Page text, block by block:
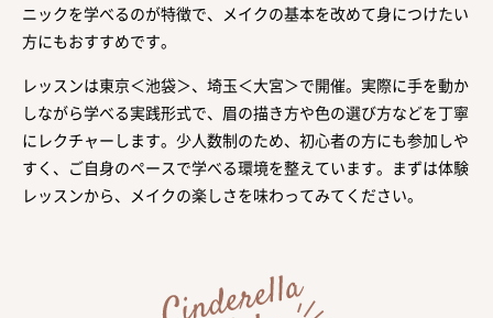
ニックを学べるのが特徴で、メイクの基本を改めて身につけたい
方にもおすすめです。
レッスンは東京＜池袋＞、埼玉＜大宮＞で開催。実際に手を動か
しながら学べる実践形式で、眉の描き方や色の選び方などを丁寧
にレクチャーします。少人数制のため、初心者の方にも参加しや
すく、ご自身のペースで学べる環境を整えています。まずは体験
レッスンから、メイクの楽しさを味わってみてください。